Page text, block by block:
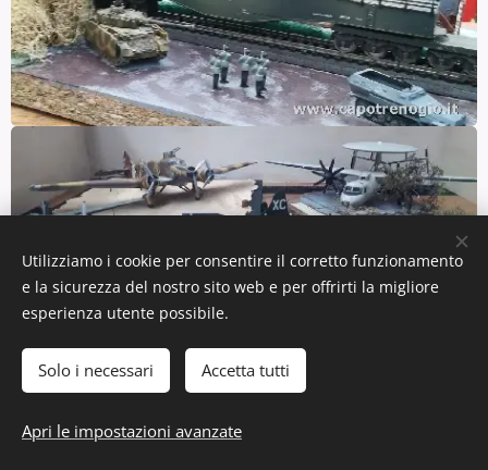
Il diorama militare della stazione
ferroviaria di Hochdorf
in un ambientazione invernale ai tempi della seconda
Utilizziamo i cookie per consentire il corretto funzionamento
e la sicurezza del nostro sito web e per offrirti la migliore
esperienza utente possibile.
Solo i necessari Accetta tutti
Apri le impostazioni avanzate